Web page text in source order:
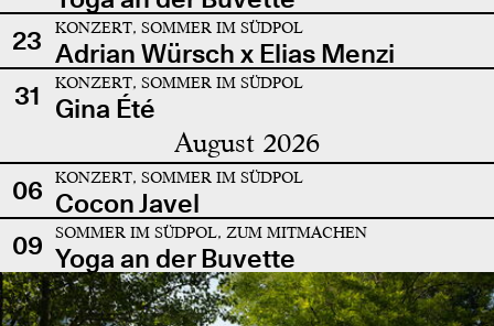
23
KONZERT, SOMMER IM SÜDPOL
Adrian Würsch x Elias Menzi
31
KONZERT, SOMMER IM SÜDPOL
Gina Été
August 2026
06 KONZERT, SOMMER IM SÜDPOL
Cocon Javel
09
SOMMER IM SÜDPOL, ZUM MITMACHEN
Yoga an der Buvette